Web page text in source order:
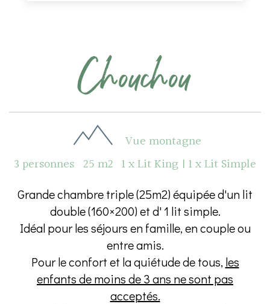
Chouchou
Vue montagne
3 personnes 25 m2 1 x Lit King | 1 x Lit Simple
Grande chambre triple (25m2) équipée d'un lit
double (160×200) et d' 1 lit simple.
Idéal pour les séjours en famille, en couple ou
entre amis.
Pour le confort et la quiétude de tous, les
enfants de moins de 3 ans ne sont pas
acceptés.